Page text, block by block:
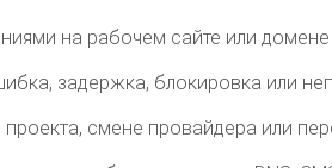
на рабочем сайте или домене
задержка, блокировка или
смене провайдера или